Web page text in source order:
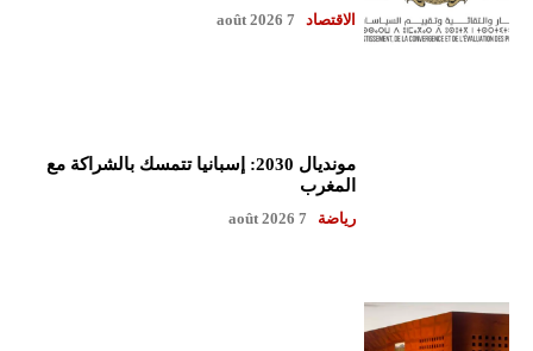
الاقتصاد 7 août 2026
مونديال 2030: إسبانيا تتمسك بالشراكة مع
المغرب
رياضة 7 août 2026